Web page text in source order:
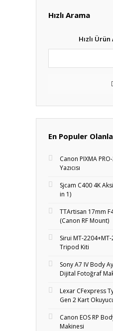
Hızlı Arama
Hızlı
En Populer
Canon PIXMA
Yazıcısı
Sjcam C400 4K
in 1)
TTArtisan 17mm
(Canon RF Mount)
Sirui MT-
Tripod Kiti
Sony A7 IV Body
Dijital Fotoğraf
Lexar CFexpress
Gen 2 Kart
Canon EOS RP
Makinesi